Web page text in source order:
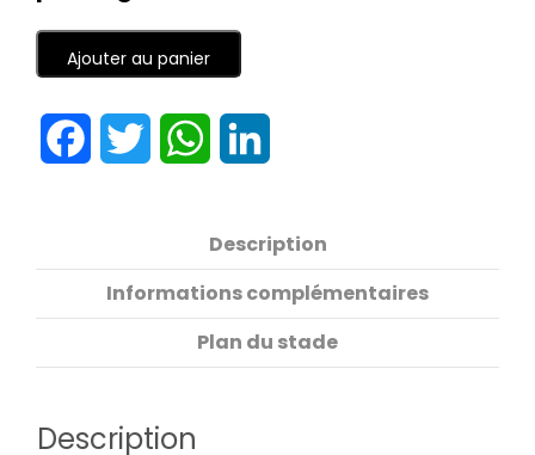
Ajouter au panier
FacebookTwitter WhatsApp
Description
Informations complémentaires
Plan du stade
Description